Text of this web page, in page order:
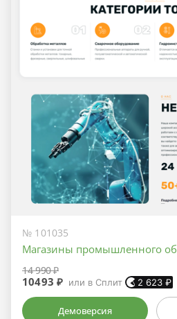
№ 101035
Магазины промышленного
14 990 ₽
10493 ₽ или в Сплит 2 623 ₽
Демоверсия